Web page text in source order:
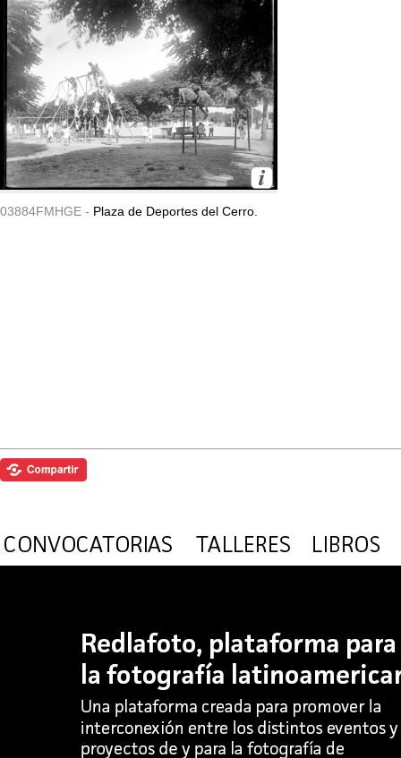
03884FMHGE - Plaza de Deportes del Cerro.